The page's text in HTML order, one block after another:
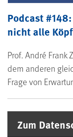
Podcast
nicht alle
Prof. André Frank
dem anderen
Frage von
Zum